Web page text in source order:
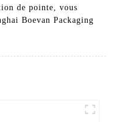
de pointe, vous
Boevan Packaging